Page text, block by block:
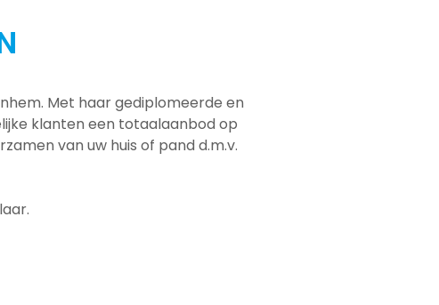
Met haar gediplomeerde en
klanten een totaalaanbod op
van uw huis of pand d.m.v.